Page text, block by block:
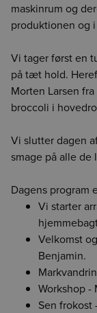
maskinrum og
produktionen og
Vi tager først en
på tæt hold.
Morten Larsen
broccoli i
Vi slutter dagen
smage på alle
Dagens program
Vi starter
Velkomst
Benjamin.
Workshop -
Sen frokost
Din session er
Værdien
pågældende
Værdien er
og kan være
datakvaliteten.
håber at kunne
fødevarer.
Vi påtager os
efterfølgende
Det er ikke
For at vise
BCA
HMR
Forrige